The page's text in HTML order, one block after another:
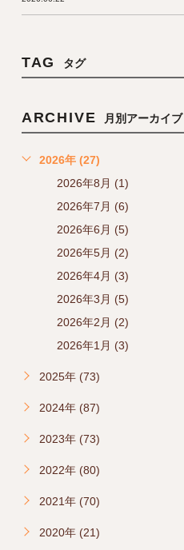
TAG タグ
ARCHIVE 月別アーカイブ
2026年 (27)
2026年8月 (1)
2026年7月 (6)
2026年6月 (5)
2026年5月 (2)
2026年4月 (3)
2026年3月 (5)
2026年2月 (2)
2026年1月 (3)
2025年 (73)
2024年 (87)
2023年 (73)
2022年 (80)
2021年 (70)
2020年 (21)